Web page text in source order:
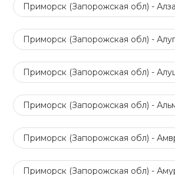
Приморск (Запорожская обл) -
Приморск (Запорожская обл) -
Приморск (Запорожская обл) -
Приморск (Запорожская обл) -
Приморск (Запорожская обл) -
Приморск (Запорожская обл) -